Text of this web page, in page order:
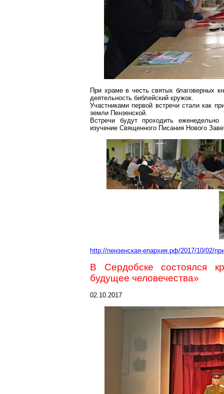
При храме в честь святых благоверных
деятельность библейский кружок.
Участниками первой встречи стали как
земли Пензенской.
Встречи будут проходить
изучение Священного Писания Нового
http://пензенская-епархия.рф/2017/10/02/
В Сердобске состоялся
будущее человечества»
02.10.2017